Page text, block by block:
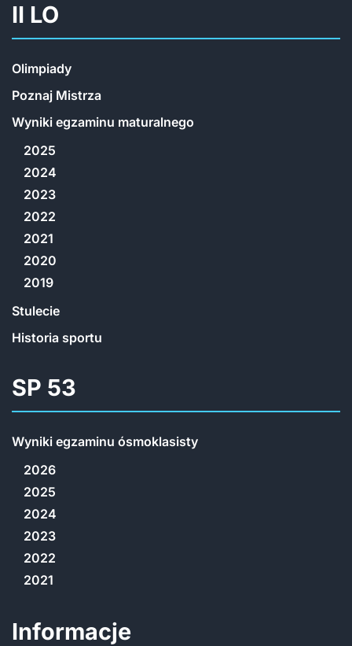
II LO
Olimpiady
Poznaj Mistrza
Wyniki egzaminu maturalnego
2025
2024
2023
2022
2021
2020
2019
Stulecie
Historia sportu
SP 53
Wyniki egzaminu ósmoklasisty
2026
2025
2024
2023
2022
2021
Informacje